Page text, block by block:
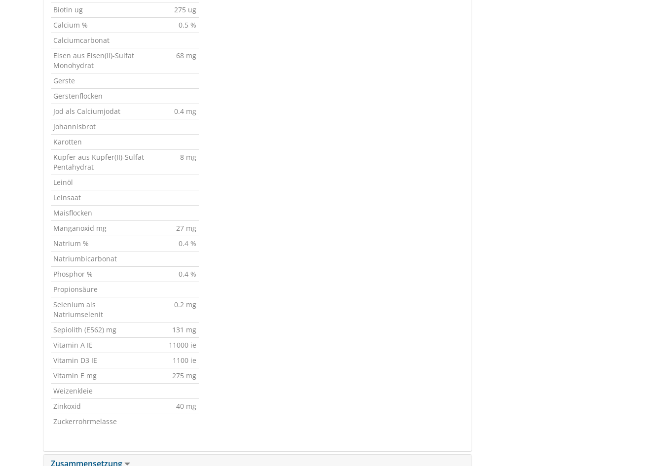
Biotin ug
275 ug
Calcium %
0.5 %
Calciumcarbonat
Eisen aus Eisen(II)-Sulfat
Monohydrat
68 mg
Gerste
Gerstenflocken
Jod als Calciumjodat
0.4 mg
Johannisbrot
Karotten
Kupfer aus Kupfer(II)-Sulfat
Pentahydrat
8 mg
Leinöl
Leinsaat
Maisflocken
Manganoxid mg
27 mg
Natrium %
0.4 %
Natriumbicarbonat
Phosphor %
0.4 %
Propionsäure
Selenium als
Natriumselenit
0.2 mg
Sepiolith (E562) mg
131 mg
Vitamin A IE
11000 ie
Vitamin D3 IE
1100 ie
Vitamin E mg
275 mg
Weizenkleie
Zinkoxid
40 mg
Zuckerrohrmelasse
Zusammensetzung